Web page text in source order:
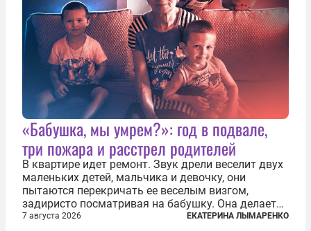
«Бабушка, мы умрем?»: год в подвале,
три пожара и расстрел родителей
В квартире идет ремонт. Звук дрели веселит двух
маленьких детей, мальчика и девочку, они
пытаются перекричать ее веселым визгом,
задиристо посматривая на бабушку. Она делает
им замечание, но внуки чувствуют, что она
7 августа 2026 ЕКАТЕРИНА ЛЫМАРЕНКО